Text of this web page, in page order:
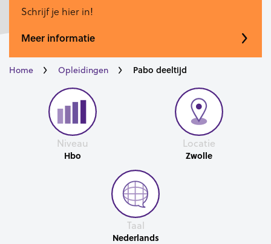
Schrijf je hier in!
Meer informatie
Home Opleidingen Pabo deeltijd
Niveau
Hbo
Locatie
Zwolle
Taal
Nederlands